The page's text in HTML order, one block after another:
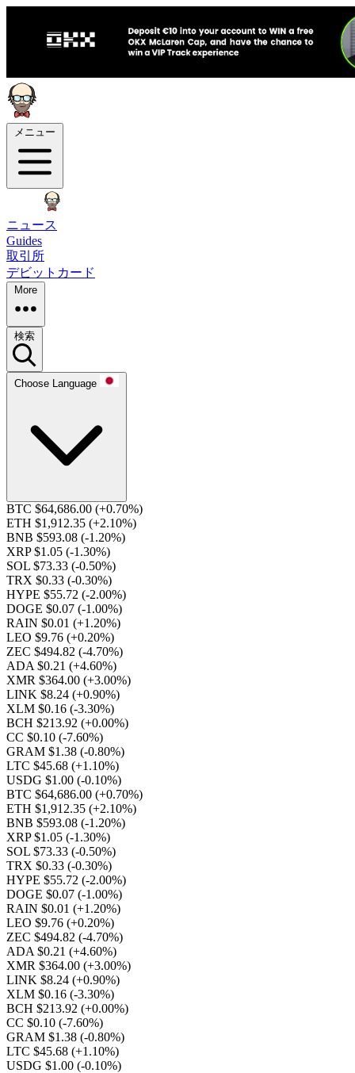
メニュー
ニュース
Guides
取引所
デビットカード
More
検索
Choose Language
BTC $64,686.00 (+0.70%)
ETH $1,912.35 (+2.10%)
BNB $593.08 (-1.20%)
XRP $1.05 (-1.30%)
SOL $73.33 (-0.50%)
TRX $0.33 (-0.30%)
HYPE $55.72 (-2.00%)
DOGE $0.07 (-1.00%)
RAIN $0.01 (+1.20%)
LEO $9.76 (+0.20%)
ZEC $494.82 (-4.70%)
ADA $0.21 (+4.60%)
XMR $364.00 (+3.00%)
LINK $8.24 (+0.90%)
XLM $0.16 (-3.30%)
BCH $213.92 (+0.00%)
CC $0.10 (-7.60%)
GRAM $1.38 (-0.80%)
LTC $45.68 (+1.10%)
USDG $1.00 (-0.10%)
BTC $64,686.00 (+0.70%)
ETH $1,912.35 (+2.10%)
BNB $593.08 (-1.20%)
XRP $1.05 (-1.30%)
SOL $73.33 (-0.50%)
TRX $0.33 (-0.30%)
HYPE $55.72 (-2.00%)
DOGE $0.07 (-1.00%)
RAIN $0.01 (+1.20%)
LEO $9.76 (+0.20%)
ZEC $494.82 (-4.70%)
ADA $0.21 (+4.60%)
XMR $364.00 (+3.00%)
LINK $8.24 (+0.90%)
XLM $0.16 (-3.30%)
BCH $213.92 (+0.00%)
CC $0.10 (-7.60%)
GRAM $1.38 (-0.80%)
LTC $45.68 (+1.10%)
USDG $1.00 (-0.10%)